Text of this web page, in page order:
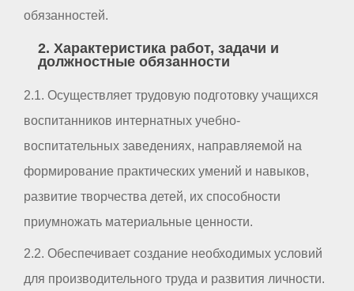
обязанностей.
2. Характеристика работ, задачи и
должностные обязанности
2.1. Осуществляет трудовую подготовку учащихся
воспитанников интернатных учебно-
воспитательных заведениях, направляемой на
формирование практических умений и навыков,
развитие творчества детей, их способности
приумножать материальные ценности.
2.2. Обеспечивает создание необходимых условий
для производительного труда и развития личности.